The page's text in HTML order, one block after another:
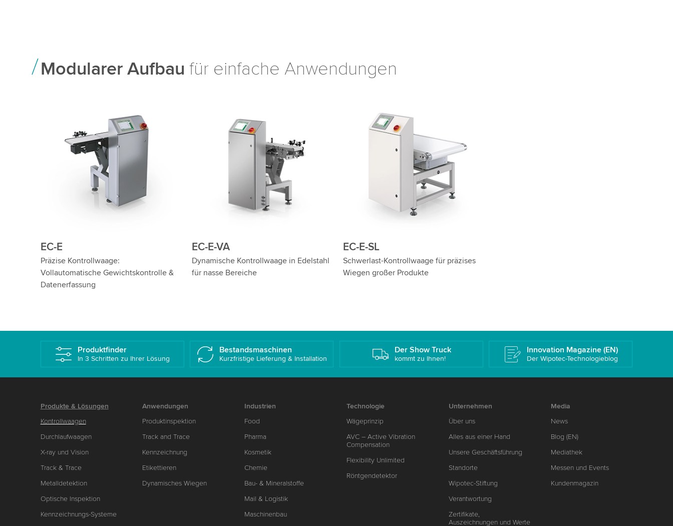
Modularer Aufbau für einfache Anwendungen
EC-E
Präzise Kontrollwaage:
Vollautomatische Gewichtskontrolle &
Datenerfassung
EC-E-VA
Dynamische Kontrollwaage in Edelstahl
für nasse Bereiche
EC-E-SL
Schwerlast-Kontrollwaage für präzises
Wiegen großer Produkte
Produktfinder
In 3 Schritten zu Ihrer Lösung
Bestandsmaschinen
Kurzfristige Lieferung & Installation
Der Show Truck
kommt zu Ihnen!
Innovation Magazine (EN)
Der Wipotec-Technologieblog
Produkte & Lösungen
Kontrollwaagen
Durchlaufwaagen
X-ray und Vision
Track & Trace
Metalldetektion
Optische Inspektion
Kennzeichnungs-Systeme
Anwendungen
Produktinspektion
Track and Trace
Kennzeichnung
Etikettieren
Dynamisches Wiegen
Industrien
Food
Pharma
Kosmetik
Chemie
Bau- & Mineralstoffe
Mail & Logistik
Maschinenbau
Technologie
Wägeprinzip
AVC – Active Vibration
Compensation
Flexibility Unlimited
Röntgendetektor
Unternehmen
Über uns
Alles aus einer Hand
Unsere Geschäftsführung
Standorte
Wipotec-Stiftung
Verantwortung
Zertifikate,
Auszeichnungen und Werte
Media
News
Blog (EN)
Mediathek
Messen und Events
Kundenmagazin